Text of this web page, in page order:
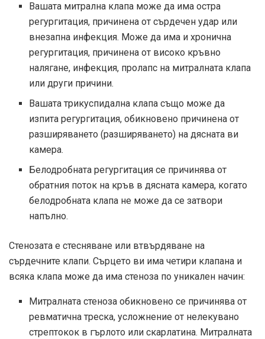
Вашата митрална клапа може да има остра
регургитация, причинена от сърдечен удар или
внезапна инфекция. Може да има и хронична
регургитация, причинена от високо кръвно
налягане, инфекция, пролапс на митралната клапа
или други причини.
Вашата трикуспидална клапа също може да
изпита регургитация, обикновено причинена от
разширяването (разширяването) на дясната ви
камера.
Белодробната регургитация се причинява от
обратния поток на кръв в дясната камера, когато
белодробната клапа не може да се затвори
напълно.
Стенозата е стесняване или втвърдяване на
сърдечните клапи. Сърцето ви има четири клапана и
всяка клапа може да има стеноза по уникален начин:
Митралната стеноза обикновено се причинява от
ревматична треска, усложнение от нелекувано
стрептокок в гърлото или скарлатина. Митралната